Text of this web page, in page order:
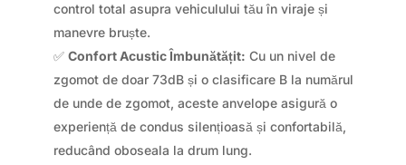
control total asupra vehiculului tău în viraje și
manevre bruște.
✅ Confort Acustic Îmbunătățit: Cu un nivel de
zgomot de doar 73dB și o clasificare B la numărul
de unde de zgomot, aceste anvelope asigură o
experiență de condus silențioasă și confortabilă,
reducând oboseala la drum lung.